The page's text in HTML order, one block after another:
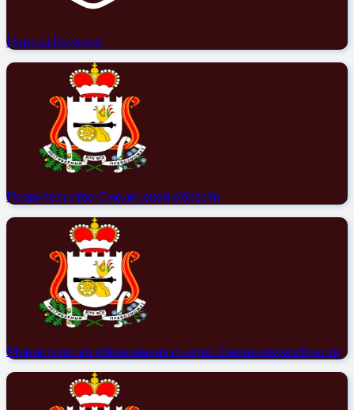
Портал Госуслуг
Правительство Смоленской области
Министерство образования и науки Смоленской области